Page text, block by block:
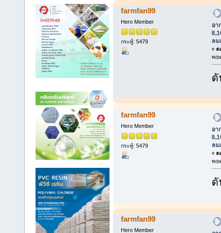
farmfan99
Hero Member
กระทู้: 5479
อา
ลม
« ต
พฤ
ดั
farmfan99
Hero Member
กระทู้: 5479
อา
ลม
« ต
พฤ
ดั
farmfan99
Hero Member